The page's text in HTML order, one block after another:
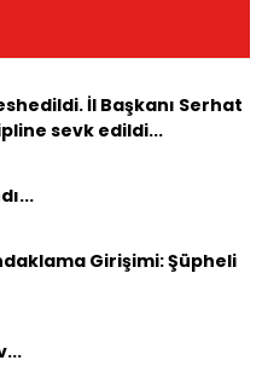
İl Başkanı Serhat
sevk edildi...
Girişimi: Şüpheli